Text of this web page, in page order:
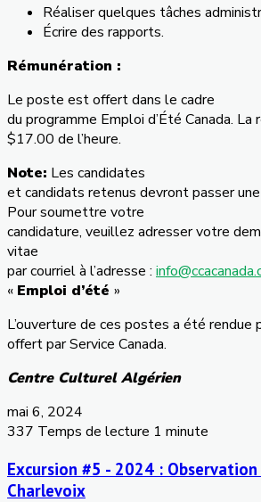
Réaliser quelques tâches
Écrire des rapports.
Rémunération :
Le poste est offert dans le cadre
du programme Emploi d’Été Canada.
$17.00 de l’heure.
Note: Les candidates
et candidats retenus devront passer
Pour soumettre votre
candidature, veuillez adresser votre
vitae
par courriel à l’adresse :
« Emploi d’été »
L’ouverture de ces postes a été rendue
offert par Service Canada.
Centre Culturel Algérien
mai 6, 2024
337 Temps de lecture 1 minute
Excursion #5 - 2024 : Observation
Charlevoix